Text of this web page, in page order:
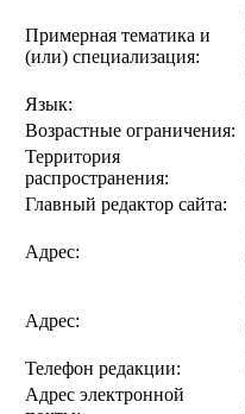
Примерная тематика и
(или) специализация:
Язык:
Возрастные ограничения:
Территория
распространения:
Главный редактор сайта:
Адрес:
Адрес:
Телефон редакции:
Адрес электронной